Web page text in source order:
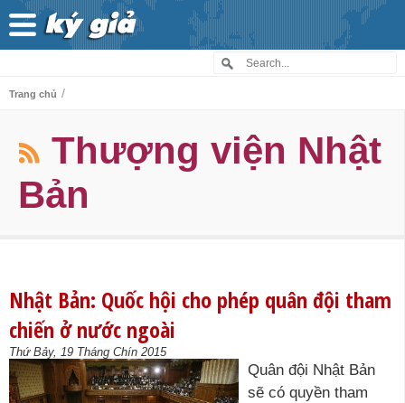
Trang chủ /
Thượng viện Nhật
Bản
Nhật Bản: Quốc hội cho phép quân đội tham
chiến ở nước ngoài
Thứ Bảy, 19 Tháng Chín 2015
Quân đội Nhật Bản
sẽ có quyền tham